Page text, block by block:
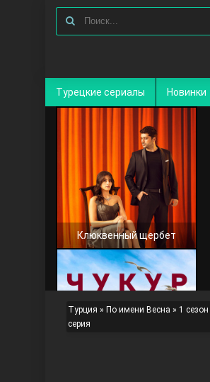
Турецкие сериалы Новинки
Клюквенный щербет
Турция » По имени Весна » 1 сезон
серия